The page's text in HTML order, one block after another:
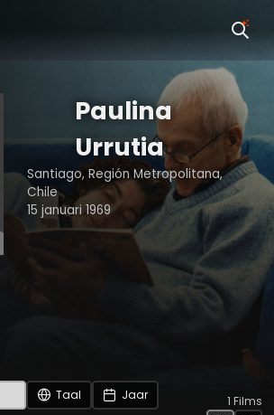
Paulina
Urrutia
Santiago, Región Metropolitana,
Chile
15 januari 1969
Taal
Jaar
1 Films